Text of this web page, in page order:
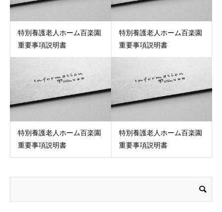
特別養護老人ホーム百楽園
重要事項説明書
特別養護老人ホーム百楽園
重要事項説明書
特別養護老人ホーム百楽園
重要事項説明書
特別養護老人ホーム百楽園
重要事項説明書